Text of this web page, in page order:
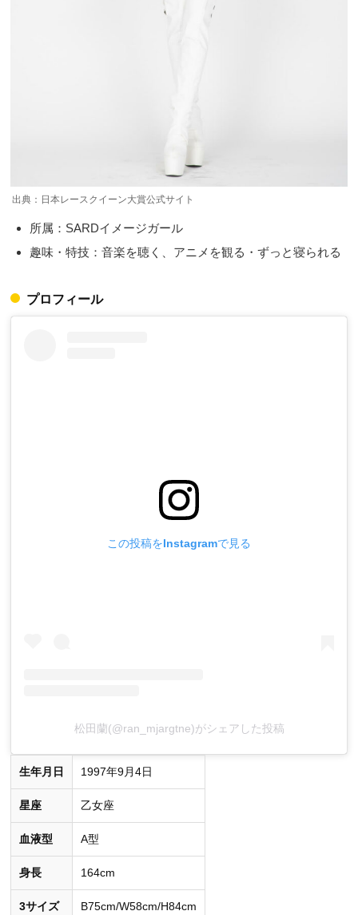
出典：日本レースクイーン大賞公式サイト
所属：SARDイメージガール
趣味・特技：音楽を聴く、アニメを観る・ずっと寝られる
プロフィール
この投稿をInstagramで見る
松田蘭(@ran_mjargtne)がシェアした投稿
生年月日 1997年9月4日
星座 乙女座
血液型 A型
身長 164cm
3サイズ B75cm/W58cm/H84cm